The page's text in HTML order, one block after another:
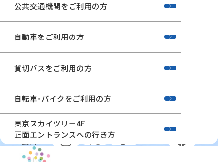
公共交通機関をご利用の方
自動車をご利用の方
貸切バスをご利用の方
自転車･バイクをご利用の方
東京スカイツリー4F
正面エントランスへの行き方
東京スカイツリー4F正面エントランスへの行き方
公式SNS